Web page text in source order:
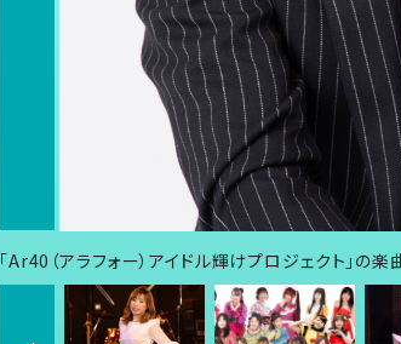
「Ar40（アラフォー）アイドル輝けプロジェクト」